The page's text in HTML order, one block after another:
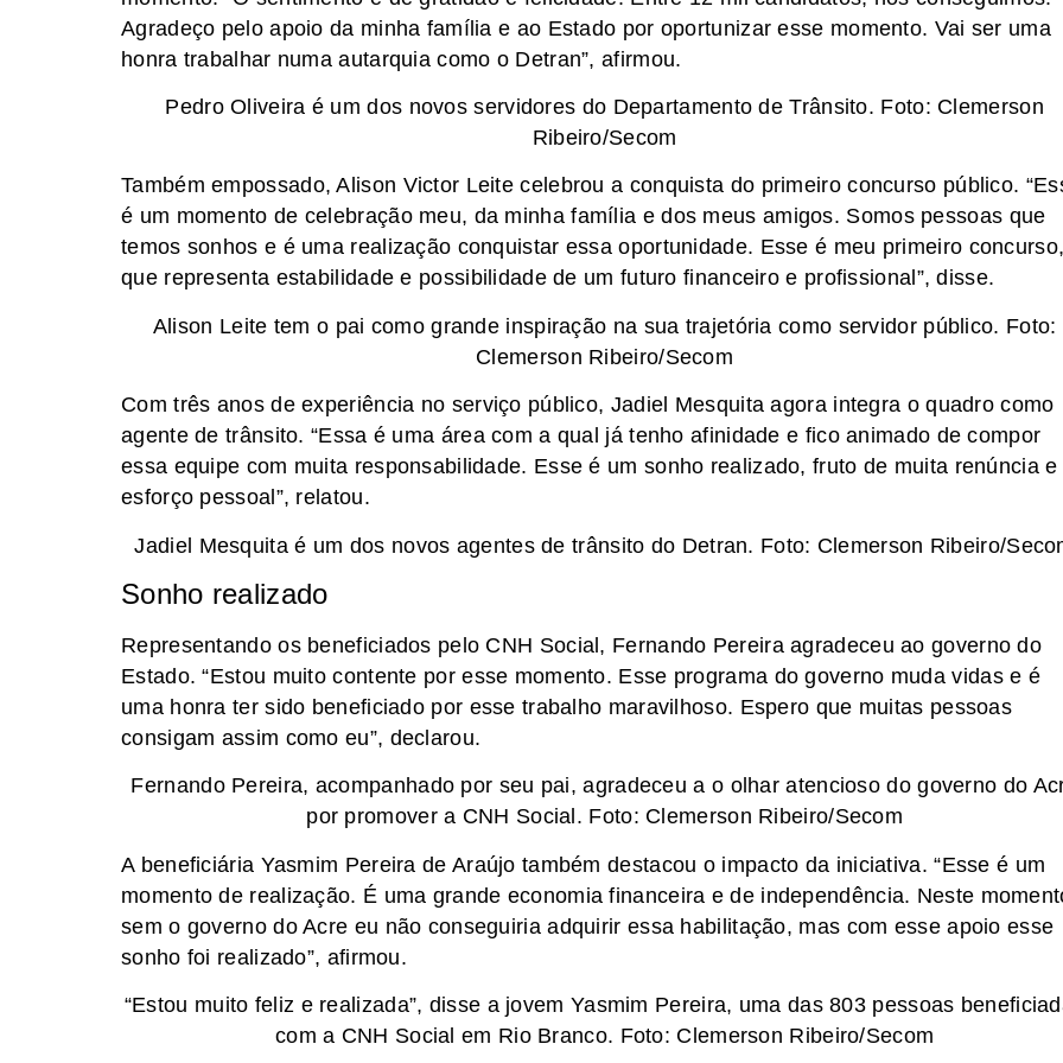
Agradeço pelo apoio da minha família e ao Estado por oportunizar esse momento. Vai ser uma
honra trabalhar numa autarquia como o Detran”, afirmou.
Pedro Oliveira é um dos novos servidores do Departamento de Trânsito. Foto: Clemerson
Ribeiro/Secom
Também empossado, Alison Victor Leite celebrou a conquista do primeiro concurso público.
é um momento de celebração meu, da minha família e dos meus amigos. Somos pessoas que
temos sonhos e é uma realização conquistar essa oportunidade. Esse é meu primeiro
que representa estabilidade e possibilidade de um futuro financeiro e profissional”, disse.
Alison Leite tem o pai como grande inspiração na sua trajetória como servidor público. Foto:
Clemerson Ribeiro/Secom
Com três anos de experiência no serviço público, Jadiel Mesquita agora integra o quadro como
agente de trânsito. “Essa é uma área com a qual já tenho afinidade e fico animado de compor
essa equipe com muita responsabilidade. Esse é um sonho realizado, fruto de muita renúncia e
esforço pessoal”, relatou.
Jadiel Mesquita é um dos novos agentes de trânsito do Detran. Foto: Clemerson Ribeiro/
Sonho realizado
Representando os beneficiados pelo CNH Social, Fernando Pereira agradeceu ao governo do
Estado. “Estou muito contente por esse momento. Esse programa do governo muda vidas e é
uma honra ter sido beneficiado por esse trabalho maravilhoso. Espero que muitas pessoas
consigam assim como eu”, declarou.
Fernando Pereira, acompanhado por seu pai, agradeceu a o olhar atencioso do governo do
por promover a CNH Social. Foto: Clemerson Ribeiro/Secom
A beneficiária Yasmim Pereira de Araújo também destacou o impacto da iniciativa. “Esse é um
momento de realização. É uma grande economia financeira e de independência. Neste
sem o governo do Acre eu não conseguiria adquirir essa habilitação, mas com esse apoio esse
sonho foi realizado”, afirmou.
“Estou muito feliz e realizada”, disse a jovem Yasmim Pereira, uma das 803 pessoas
com a CNH Social em Rio Branco. Foto: Clemerson Ribeiro/Secom